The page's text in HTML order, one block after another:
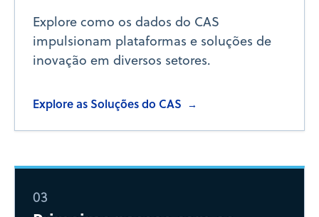
Explore como os dados do CAS
impulsionam plataformas e soluções de
inovação em diversos setores.
Explore as Soluções do CAS →
03